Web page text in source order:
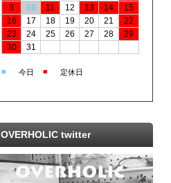
9
10 11 12 13 14
15
16
17 18 19 20 21
22
23
24 25 26 27 28
29
30
31
■ 今日 ■ 定休日
OVERHOLIC twitter